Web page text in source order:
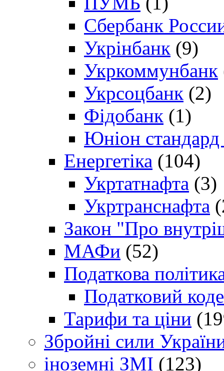
Сбербанк
Укрінбанк (9)
Укркоммунбанк
Укрсоцбанк (2)
Фідобанк (1)
Юніон стандард
Енергетіка (104)
Укртатнафта (3)
Укртранснафта
Закон "Про
МАФи (52)
Податкова
Податковий
Тарифи та ціни
Збройні сили
іноземні ЗМІ (123)